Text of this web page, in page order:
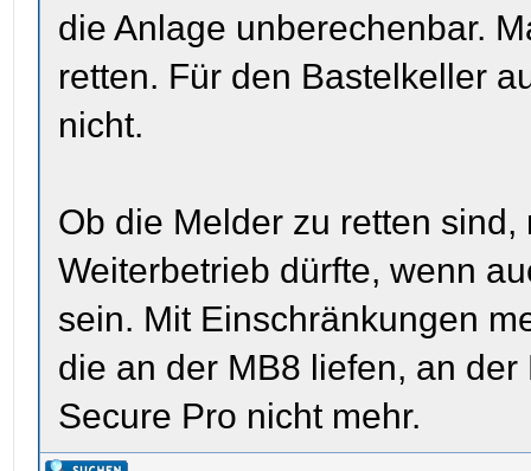
die Anlage unberechenbar.
retten. Für den Bastelkeller
nicht.
Ob die Melder zu retten
Weiterbetrieb dürfte, wenn
sein. Mit Einschränkungen
die an der MB8 liefen, an
Secure Pro nicht mehr.